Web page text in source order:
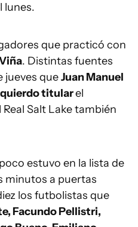
lunes.
que practicó con
. Distintas fuentes
jueves queJuan Manuel
titularel
Salt Lake también
estuvo en la lista de
minutos a puertas
los futbolistas que
Facundo Pellistri,